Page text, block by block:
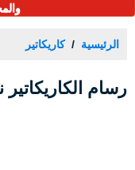
الرئيسية كاريكاتير
رسام